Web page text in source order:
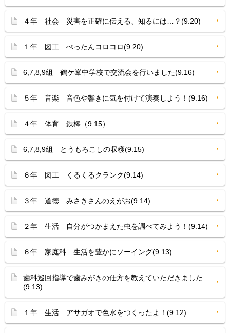
４年 社会 災害を正確に伝える、知るには…？(9.20)
１年 図工 ぺったんコロコロ(9.20)
6,7,8,9組 鶴ケ峯中学校で交流会を行いました(9.16)
５年 音楽 音色や響きに気を付けて演奏しよう！(9.16)
４年 体育 鉄棒（9.15）
6,7,8,9組 とうもろこしの収穫(9.15)
６年 図工 くるくるクランク(9.14)
３年 道徳 みさきさんのえがお(9.14)
２年 生活 自分がつかまえた虫を調べてみよう！(9.14)
６年 家庭科 生活を豊かにソーイング(9.13)
歯科巡回指導で歯みがきの仕方を教えていただきました
(9.13)
１年 生活 アサガオで色水をつくったよ！(9.12)